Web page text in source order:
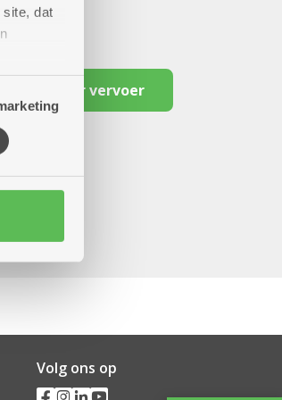
dat
Reserveer vervoer
Volg ons op